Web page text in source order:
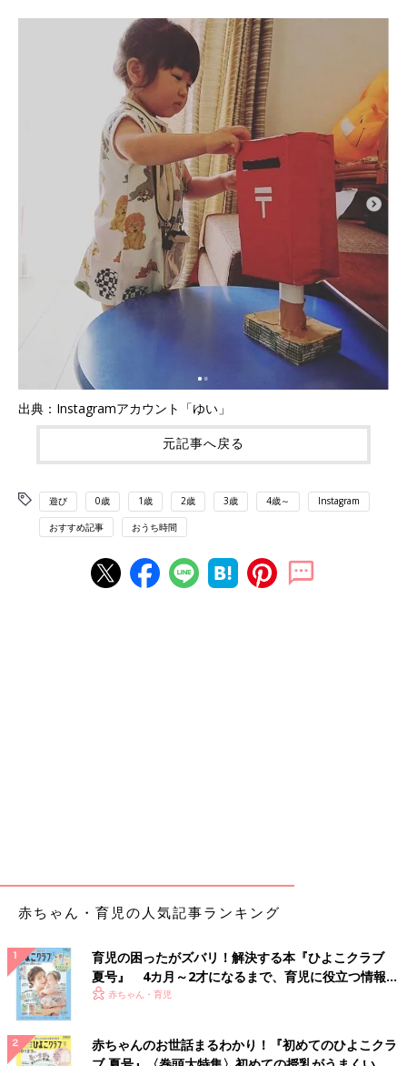
出典：Instagramアカウント「ゆい」
元記事へ戻る
遊び 0歳 1歳 2歳 3歳 4歳～ Instagram
おすすめ記事 おうち時間
赤ちゃん・育児の人気記事ランキング
育児の困ったがズバリ！解決する本『ひよこクラブ
夏号』 4カ月～2才になるまで、育児に役立つ情報が
いっぱい！
赤ちゃん・育児
赤ちゃんのお世話まるわかり！『初めてのひよこクラ